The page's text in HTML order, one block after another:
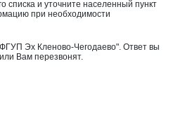
и уточните населенный пункт
при необходимости
Эх Кленово-Чегодаево". Ответ вы
Вам перезвонят.